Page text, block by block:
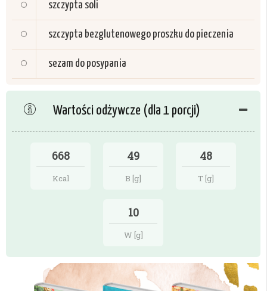
szczypta soli
szczypta bezglutenowego proszku do pieczenia
sezam do posypania
Wartości odżywcze (dla 1 porcji)
668
Kcal
49
B [g]
48
T [g]
10
W [g]